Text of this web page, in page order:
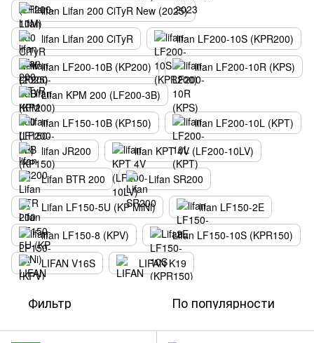
lifan Lifan 200 CiTyR New (2025)
lifan Lifan 200 CiTyR
lifan LF200-10S (KPR200)
lifan LF200-10B (KP200)
lifan LF200-10R (KPS)
Lifan KPM 200 (LF200-3B)
lifan LF150-10B (KP150)
lifan LF200-10L (KPT)
lifan JR200
lifan KPT 4V (LF200-10LV)
Lifan BTR 200
Lifan SR200
Lifan LF150-5U (KP MiNi)
lifan LF150-2E
lifan LF150-8 (KPV)
Lifan LF150-10S (KPR150)
LIFAN V16S
LIFAN K19
Фильтр По популярности